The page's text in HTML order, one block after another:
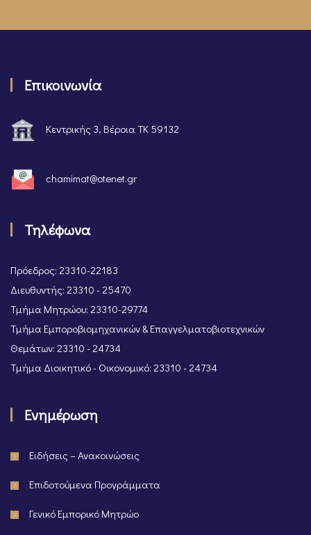
Επικοινωνία
Κεντρικής 3, Βέροια ΤΚ 59132
chamimat@otenet.gr
Τηλέφωνα
Πρόεδρος: 23310-22183
Διευθυντής: 23310 - 25470
Τμήμα Μητρώου: 23310-29774
Τμήμα Εμποροβιομηχανικών & Επαγγελματοβιοτεχνικών
Θεμάτων: 23310 - 24734
Τμήμα Διοικητικό - Οικονομικό: 23310 - 24734
Ενημέρωση
Ειδήσεις – Ανακοινώσεις
Επιδοτούμενα Προγράμματα
Γενικό Εμπορικό Μητρώο